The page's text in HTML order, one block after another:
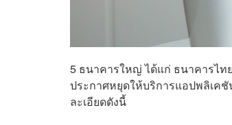
5 ธนาคารใหญ่ ได้แก่ ​ธนาคารไ
ประกาศหยุดให้บริการแอปพลิเคชั
ละเอียดดังนี้